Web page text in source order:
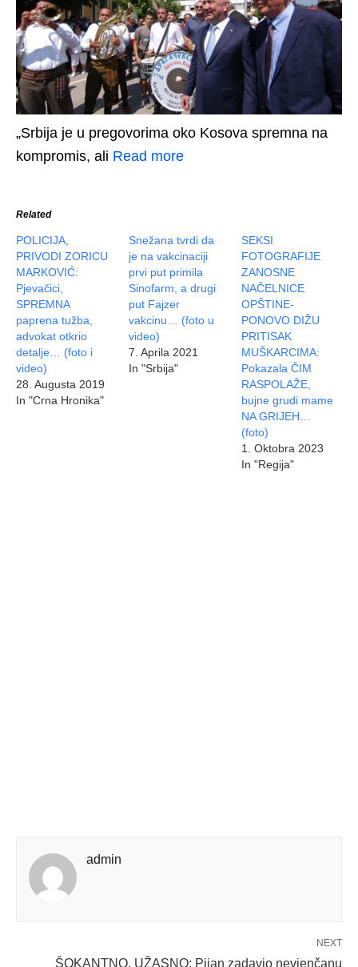
„Srbija je u pregovorima oko Kosova spremna na
kompromis, ali Read more
Related
POLICIJA,
PRIVODI ZORICU
MARKOVIĆ:
Pjevačici,
SPREMNA
paprena tužba,
advokat otkrio
detalje… (foto i
video)
28. Augusta 2019
In "Crna Hronika"
Snežana tvrdi da
je na vakcinaciji
prvi put primila
Sinofarm, a drugi
put Fajzer
vakcinu… (foto u
video)
7. Aprila 2021
In "Srbija"
SEKSI
FOTOGRAFIJE
ZANOSNE
NAČELNICE
OPŠTINE-
PONOVO DIŽU
PRITISAK
MUŠKARCIMA:
Pokazala ČIM
RASPOLAŽE,
bujne grudi mame
NA GRIJEH…
(foto)
1. Oktobra 2023
In "Regija"
admin
NEXT
ŠOKANTNO, UŽASNO: Pijan zadavio nevjenčanu